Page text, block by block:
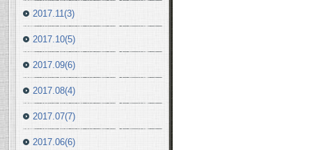
2017.11(3)
2017.10(5)
2017.09(6)
2017.08(4)
2017.07(7)
2017.06(6)